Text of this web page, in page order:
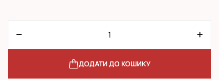
ДОДАТИ ДО КОШИКУ